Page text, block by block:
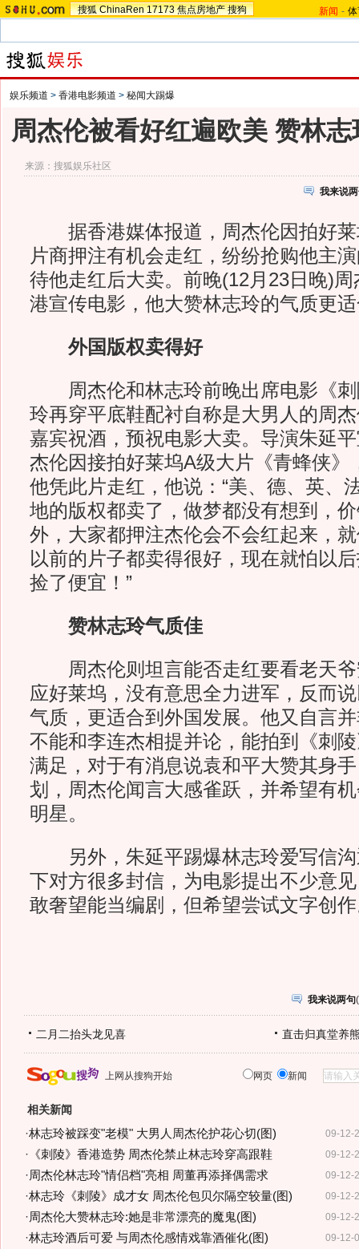
搜狐 ChinaRen 17173 焦点房地产 搜狗 新闻 -
娱乐频道 > 香港电影频道 > 秘闻大踢爆
周杰伦被看好红遍欧美 赞林
来源： 搜狐娱乐社区
我来说
据香港媒体报道，周杰伦因拍好莱
片商押注有机会走红，纷纷抢购他主
待他走红后大卖。前晚(12月23日晚)
港宣传电影，他大赞林志玲的气质更
外国版权卖得好
周杰伦和林志玲前晚出席电影《刺
玲再穿平底鞋配衬自称是大男人的周
嘉宾祝酒，预祝电影大卖。导演朱延
杰伦因接拍好莱坞A级大片《青蜂侠》
他凭此片走红，他说：“美、德、英、
地的版权都卖了，做梦都没有想到，
外，大家都押注杰伦会不会红起来，
以前的片子都卖得很好，现在就怕以
捡了便宜！”
赞林志玲气质佳
周杰伦则坦言能否走红要看老天爷
应好莱坞，没有意思全力进军，反而
气质，更适合到外国发展。他又自言
不能和李连杰相提并论，能拍到《刺
满足，对于有消息说袁和平大赞其身
划，周杰伦闻言大感雀跃，并希望有
明星。
另外，朱延平踢爆林志玲爱写信沟
下对方很多封信，为电影提出不少意
敢奢望能当编剧，但希望尝试文字创
我来说两句(
二月二抬头龙见喜 直击归真堂养
上网从搜狗开始 网页 新闻
相关新闻
09-12-
·林志玲被踩变"老模" 大男人周杰伦护花心切(图)
09-12-
· 《刺陵》香港造势 周杰伦禁止林志玲穿高跟鞋
09-12-
·周杰伦林志玲"情侣档"亮相 周董再添择偶需求
09-12-
·林志玲《刺陵》成才女 周杰伦包贝尔隔空较量(图)
09-12-
·周杰伦大赞林志玲:她是非常漂亮的魔鬼(图)
09-12-
·林志玲酒后可爱 与周杰伦感情戏靠酒催化(图)